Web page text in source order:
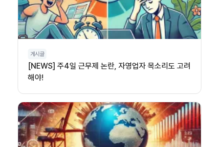
게시글
[NEWS] 주4일 근무제 논란, 자영업자 목소리도 고려
해야!